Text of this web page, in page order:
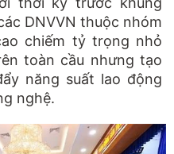
DNVVN thuộc nhóm
chiếm tỷ trọng nhỏ
toàn cầu nhưng tạo
năng suất lao động
nghệ.